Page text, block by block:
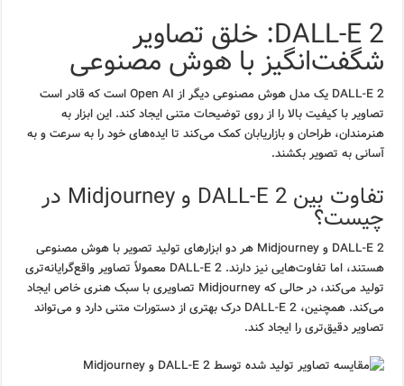
DALL-E 2: خلق تصاویر
شگفت‌انگیز با هوش مصنوعی
DALL-E 2 یک مدل هوش مصنوعی دیگر از Open AI است که قادر است
تصاویر با کیفیت بالا را از روی توضیحات متنی ایجاد کند. این ابزار به
هنرمندان، طراحان و بازاریابان کمک می‌کند تا ایده‌های خود را به سرعت و به
آسانی به تصویر بکشند.
تفاوت بین DALL-E 2 و Midjourney در
چیست؟
DALL-E 2 و Midjourney هر دو ابزارهای تولید تصویر با هوش مصنوعی
هستند، اما تفاوت‌هایی نیز دارند. DALL-E 2 معمولاً تصاویر واقع‌گرایانه‌تری
تولید می‌کند، در حالی که Midjourney تصاویری با سبک هنری خاص ایجاد
می‌کند. همچنین، DALL-E 2 درک بهتری از دستورات متنی دارد و می‌تواند
تصاویر دقیق‌تری را ایجاد کند.